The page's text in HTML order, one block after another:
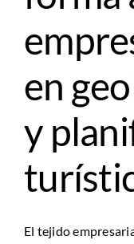
en
y
El tejido